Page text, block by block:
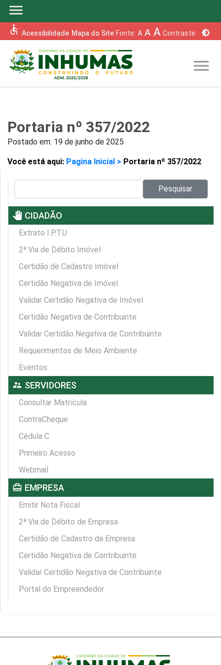
menu
accessible Acessibilidade Mapa do Site Fonte: A A A Contraste: brightness_6
menu
Portaria nº 357/2022
Postado em: 19 de junho de 2025
Você está aqui: Pagina Inicial > Portaria nº 357/2022
Pesquisar
pan_tool CIDADÃO
Extrato I.P.T.U
2ª Via de Débito Imóvel
Certidão de Cadastro Imóvel
Certidão Negativa de Imóvel
Validar Certidão Negativa de Imóvel
Certidão Negativa de Contribuinte
Validar Certidão Negativa de Contribuinte
Requerimentos de Meio Ambiente
Eventos
supervisor_account SERVIDORES
Consultar Matrícula
ContraCheque
Cédula C
Primeiro Acesso
Webmail
card_travel EMPRESA
Emitir Nota Fiscal
2ª Via de Débito de Empresa
Certidão de Cadastro da Empresa
Certidão Negativa de Contribuinte
Validar Certidão Negativa de Contribuinte
Portal do Empreendedor